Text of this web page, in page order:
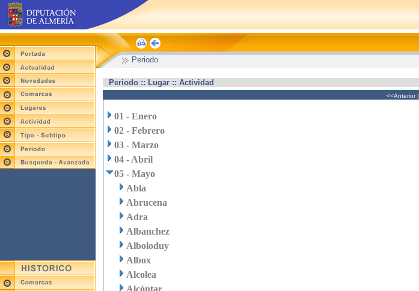
Periodo
Periodo :: Lugar :: Actividad
<<Anterior|
01 - Enero
02 - Febrero
03 - Marzo
04 - Abril
05 - Mayo
Abla
Abrucena
Adra
Albanchez
Alboloduy
Albox
Alcolea
Alcóntar